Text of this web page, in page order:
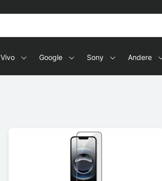
Vivo Google Sony Andere